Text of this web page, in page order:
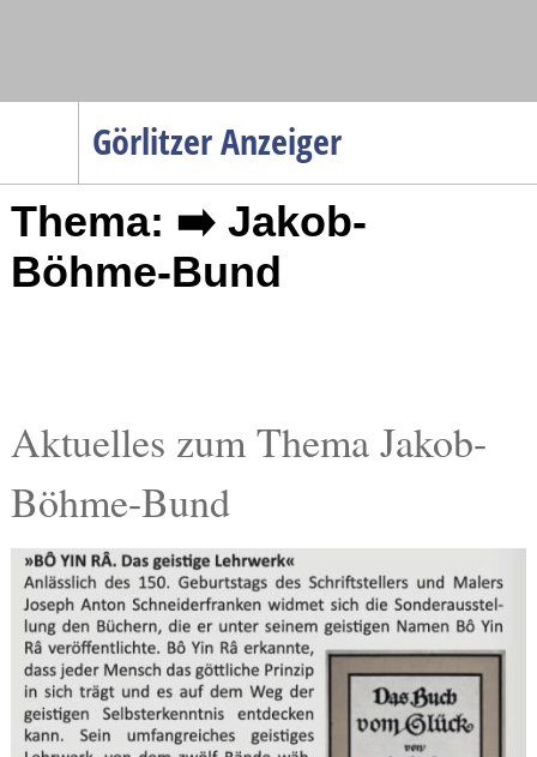
Görlitzer Anzeiger
Menüpunkte
Startseite
Gesellschaft
Gesundheit
Kultur
Termine
Kostenlos
Thema: ➡️ Jakob-
Böhme-Bund
Aktuelles zum Thema Jakob-
Böhme-Bund